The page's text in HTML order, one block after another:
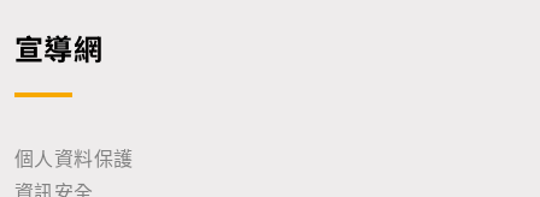
宣導網
個人資料保護
資訊安全